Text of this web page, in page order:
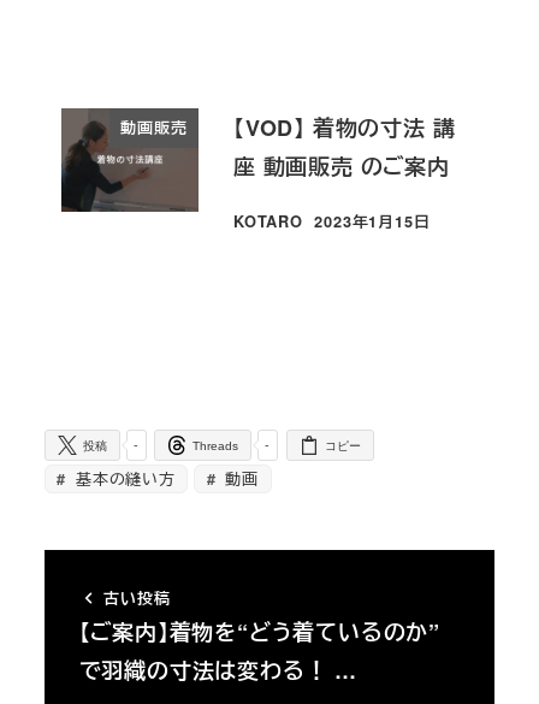
動画販売
【VOD】 着物の寸法 講
座 動画販売 のご案内
KOTARO
投稿日
2023年1月15日
-
投稿 -
Threads コピー
基本の縫い方 動画
古い投稿
【ご案内】着物を“どう着ているのか”
で羽織の寸法は変わる！ …